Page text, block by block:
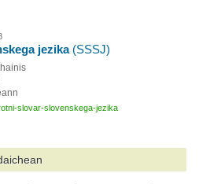
jezika (SSSJ)
slovar-slovenskega-jezika